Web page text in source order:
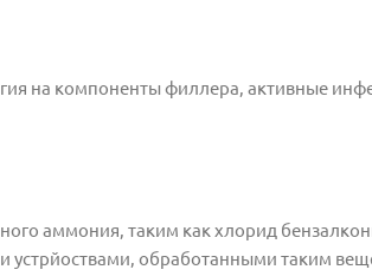
на компоненты филлера, активные
аммония, таким как хлорид
устрйоствами, обработанными таким